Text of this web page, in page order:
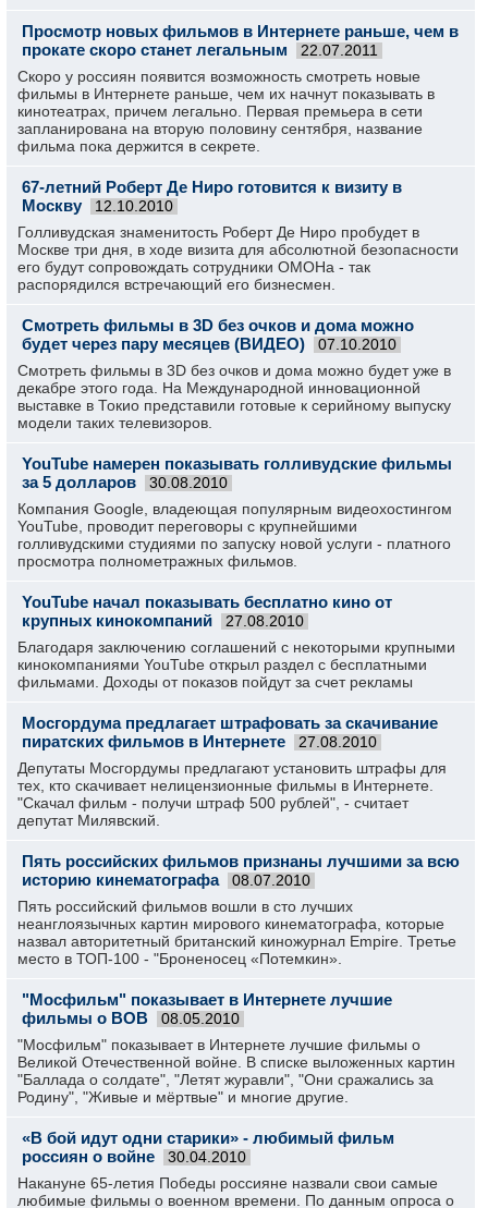
Просмотр новых фильмов в Интернете раньше, чем в
прокате скоро станет легальным
22.07.2011
Скоро у россиян появится возможность смотреть новые
фильмы в Интернете раньше, чем их начнут показывать в
кинотеатрах, причем легально. Первая премьера в сети
запланирована на вторую половину сентября, название
фильма пока держится в секрете.
67-летний Роберт Де Ниро готовится к визиту в
Москву
12.10.2010
Голливудская знаменитость Роберт Де Ниро пробудет в
Москве три дня, в ходе визита для абсолютной безопасности
его будут сопровождать сотрудники ОМОНа - так
распорядился встречающий его бизнесмен.
Смотреть фильмы в 3D без очков и дома можно
будет через пару месяцев (ВИДЕО)
07.10.2010
Смотреть фильмы в 3D без очков и дома можно будет уже в
декабре этого года. На Международной инновационной
выставке в Токио представили готовые к серийному выпуску
модели таких телевизоров.
YouTube намерен показывать голливудские фильмы
за 5 долларов
30.08.2010
Компания Google, владеющая популярным видеохостингом
YouTube, проводит переговоры с крупнейшими
голливудскими студиями по запуску новой услуги - платного
просмотра полнометражных фильмов.
YouTube начал показывать бесплатно кино от
крупных кинокомпаний
27.08.2010
Благодаря заключению соглашений с некоторыми крупными
кинокомпаниями YouTube открыл раздел с бесплатными
фильмами. Доходы от показов пойдут за счет рекламы
Мосгордума предлагает штрафовать за скачивание
пиратских фильмов в Интернете
27.08.2010
Депутаты Мосгордумы предлагают установить штрафы для
тех, кто скачивает нелицензионные фильмы в Интернете.
"Скачал фильм - получи штраф 500 рублей", - считает
депутат Милявский.
Пять российских фильмов признаны лучшими за всю
историю кинематографа
08.07.2010
Пять российский фильмов вошли в сто лучших
неанглоязычных картин мирового кинематографа, которые
назвал авторитетный британский киножурнал Empire. Третье
место в ТОП-100 - "Броненосец «Потемкин».
"Мосфильм" показывает в Интернете лучшие
фильмы о ВОВ
08.05.2010
"Мосфильм" показывает в Интернете лучшие фильмы о
Великой Отечественной войне. В списке выложенных картин
"Баллада о солдате", "Летят журавли", "Они сражались за
Родину", "Живые и мёртвые" и многие другие.
«В бой идут одни старики» - любимый фильм
россиян о войне
30.04.2010
Накануне 65-летия Победы россияне назвали свои самые
любимые фильмы о военном времени. По данным опроса о